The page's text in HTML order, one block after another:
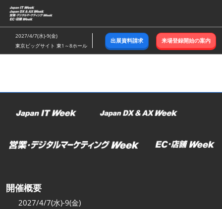
ス
キ
ッ
し
む
2027/4/7(水)-9(金)
東京ビッグサイト 東1～8ホール
出展資料請求 来場登録開始の案内
開催概要
2027/4/7(水)-9(金)